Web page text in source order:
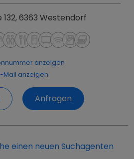
6363 Westendorf
anzeigen
Mail anzeigen
Anfragen
einen neuen Suchagenten